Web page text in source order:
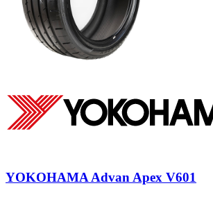
YOKOHAMA Advan Apex V601